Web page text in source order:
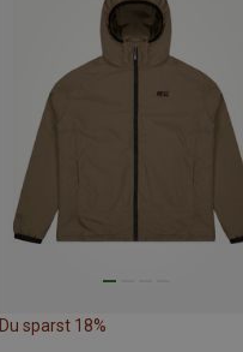
Du sparst 18%